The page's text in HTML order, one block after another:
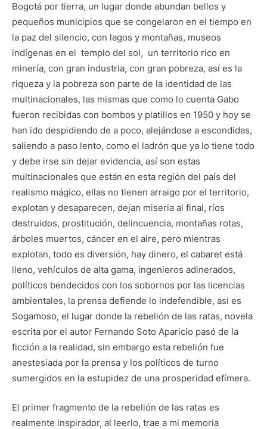
Bogotá por tierra, un lugar donde abundan bellos y
pequeños municipios que se congelaron en el tiempo en
la paz del silencio, con lagos y montañas, museos
indígenas en el templo del sol, un territorio rico en
minería, con gran industria, con gran pobreza, así es la
riqueza y la pobreza son parte de la identidad de las
multinacionales, las mismas que como lo cuenta Gabo
fueron recibidas con bombos y platillos en 1950 y hoy se
han ido despidiendo de a poco, alejándose a escondidas,
saliendo a paso lento, como el ladrón que ya lo tiene todo
y debe irse sin dejar evidencia, así son estas
multinacionales que están en esta región del país del
realismo mágico, ellas no tienen arraigo por el territorio,
explotan y desaparecen, dejan miseria al final, ríos
destruidos, prostitución, delincuencia, montañas rotas,
árboles muertos, cáncer en el aire, pero mientras
explotan, todo es diversión, hay dinero, el cabaret está
lleno, vehículos de alta gama, ingenieros adinerados,
políticos bendecidos con los sobornos por las licencias
ambientales, la prensa defiende lo indefendible, así es
Sogamoso, el lugar donde la rebelión de las ratas, novela
escrita por el autor Fernando Soto Aparicio pasó de la
ficción a la realidad, sin embargo esta rebelión fue
anestesiada por la prensa y los políticos de turno
sumergidos en la estupidez de una prosperidad efímera.
El primer fragmento de la rebelión de las ratas es
realmente inspirador, al leerlo, trae a mi memoria